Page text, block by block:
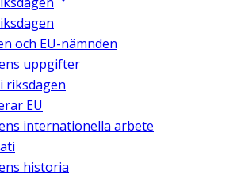
och EU-nämnden
uppgifter
riksdagen
EU
internationella arbete
historia